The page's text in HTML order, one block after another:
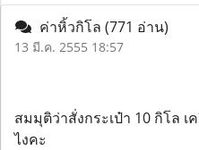
ค่าหิ้วกิโล (771 อ่าน)
13 มี.ค. 2555 18:57
สมมุติว่าสั่งกระเป๋า 10 กิโล
ไงคะ